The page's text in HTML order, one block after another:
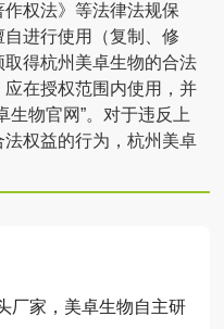
权法》等法律法规保
进行使用（复制、修
得杭州美卓生物的合法
在授权范围内使用，并
生物官网”。对于违反上
权益的行为，杭州美卓
厂家，美卓生物自主研